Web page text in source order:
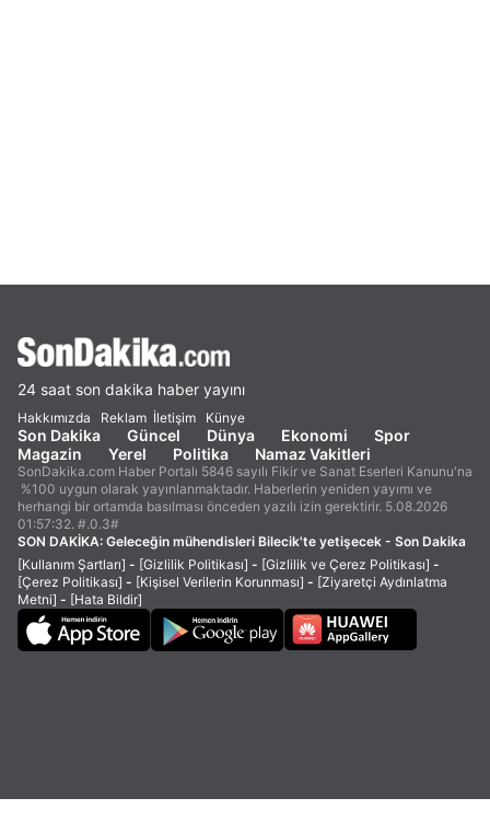
24 saat son dakika haber yayını
Hakkımızda Reklam İletişim Künye
Son Dakika Güncel Dünya Ekonomi
Spor
Magazin
Yerel Politika Namaz Vakitleri
SonDakika.com Haber Portalı 5846 sayılı Fikir ve Sanat Eserleri Kanunu'na
%100 uygun olarak yayınlanmaktadır. Haberlerin yeniden yayımı ve
herhangi bir ortamda basılması önceden yazılı izin gerektirir. 5.08.2026
01:57:32. #.0.3#
SON DAKİKA: Geleceğin mühendisleri Bilecik'te yetişecek - Son Dakika
[Kullanım Şartları] - [Gizlilik Politikası] - [Gizlilik ve Çerez Politikası] -
[Çerez Politikası] - [Kişisel Verilerin Korunması] - [Ziyaretçi Aydınlatma
Metni] - [Hata Bildir]